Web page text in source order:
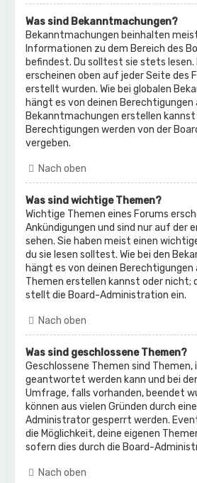
Was sind Bekanntmachungen?
Bekanntmachungen beinhalten
Informationen zu dem Bereich des
befindest. Du solltest sie stets
erscheinen oben auf jeder Seite des
erstellt wurden. Wie bei globalen
hängt es von deinen Berechtigungen
Bekanntmachungen erstellen kannst
Berechtigungen werden von der
vergeben.
Nach oben
Was sind wichtige Themen?
Wichtige Themen eines Forums
Ankündigungen und sind nur auf der
sehen. Sie haben meist einen
du sie lesen solltest. Wie bei den
hängt es von deinen Berechtigungen
Themen erstellen kannst oder nicht;
stellt die Board-Administration ein.
Nach oben
Was sind geschlossene Themen?
Geschlossene Themen sind
geantwortet werden kann und bei
Umfrage, falls vorhanden, beendet
können aus vielen Gründen durch
Administrator gesperrt werden.
die Möglichkeit, deine eigenen
sofern dies durch die Board-
Nach oben